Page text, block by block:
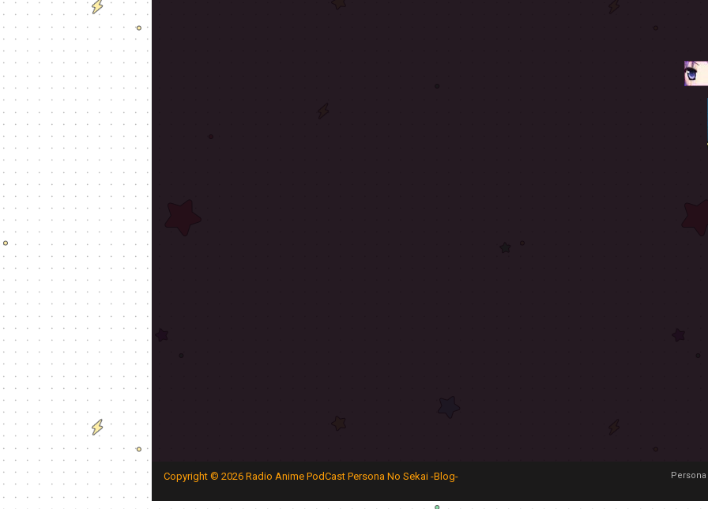
Copyright © 2026 Radio Anime PodCast Persona No Sekai -Blog-